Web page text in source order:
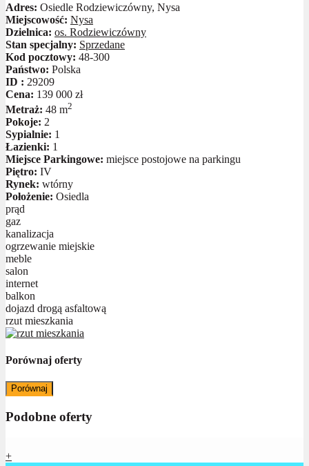
Adres: Osiedle Rodziewiczówny, Nysa
Miejscowość: Nysa
Dzielnica: os. Rodziewiczówny
Stan specjalny: Sprzedane
Kod pocztowy: 48-300
Państwo: Polska
ID : 29209
Cena: 139 000 zł
Metraż: 48 m2
Pokoje: 2
Sypialnie: 1
Łazienki: 1
Miejsce Parkingowe: miejsce postojowe na parkingu
Piętro: IV
Rynek: wtórny
Położenie: Osiedla
prąd
gaz
kanalizacja
ogrzewanie miejskie
meble
salon
internet
balkon
dojazd drogą asfaltową
rzut mieszkania
Porównaj oferty
Porównaj
Podobne oferty
+